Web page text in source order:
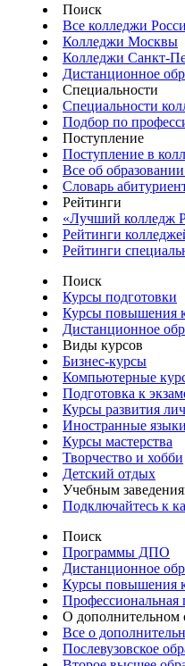
Поиск
Все колледжи
Колледжи Москвы
Колледжи Санкт-
Дистанционное
Специальности
Специальности
Подбор по
Поступление
Поступление в
Все об
Словарь
Рейтинги
«Лучший колледж
Рейтинги
Рейтинги
Поиск
Курсы подготовки
Курсы повышения
Дистанционное
Виды курсов
Бизнес-курсы
Компьютерные
Подготовка к
Курсы развития
Иностранные языки
Курсы мастерства
Творчество и хобби
Детский отдых
Учебным
Подключайтесь к
Поиск
Программы ДПО
Дистанционное
Курсы повышения
Профессиональная
О дополнительном
Все о
Послевузовское